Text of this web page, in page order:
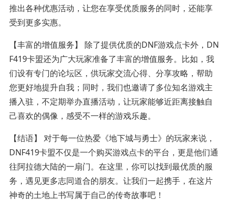
推出各种优惠活动，让您在享受优质服务的同时，还能享
受到更多实惠。
【丰富的增值服务】 除了提供优质的DNF游戏点卡外，DN
F419卡盟还为广大玩家准备了丰富的增值服务。比如，我
们设有专门的论坛区，供玩家交流心得、分享攻略，帮助
您更好地提升自我；同时，我们也邀请了多位知名游戏主
播入驻，不定期举办直播活动，让玩家能够近距离接触自
己喜欢的偶像，感受不一样的游戏乐趣。
【结语】 对于每一位热爱《地下城与勇士》的玩家来说，
DNF419卡盟不仅是一个购买游戏点卡的平台，更是他们通
往阿拉德大陆的一扇门。在这里，你可以找到最优质的服
务，遇见更多志同道合的朋友。让我们一起携手，在这片
神奇的土地上书写属于自己的传奇故事吧！